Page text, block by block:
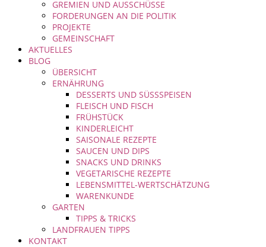
GREMIEN UND AUSSCHÜSSE
FORDERUNGEN AN DIE POLITIK
PROJEKTE
GEMEINSCHAFT
AKTUELLES
BLOG
ÜBERSICHT
ERNÄHRUNG
DESSERTS UND SÜSSSPEISEN
FLEISCH UND FISCH
FRÜHSTÜCK
KINDERLEICHT
SAISONALE REZEPTE
SAUCEN UND DIPS
SNACKS UND DRINKS
VEGETARISCHE REZEPTE
LEBENSMITTEL-WERTSCHÄTZUNG
WARENKUNDE
GARTEN
TIPPS & TRICKS
LANDFRAUEN TIPPS
KONTAKT